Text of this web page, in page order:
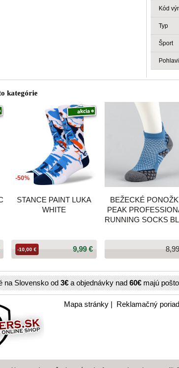
Kód
Typ
Šport
kategórie
-50%
STANCE PAINT LUKA
WHITE
9,99 €
-10,00 €
BEŽECKÉ
PEAK
RUNNING SOCKS
na Slovensko od3€a objednávky nad60€majú
Mapa stránky| Reklamačný